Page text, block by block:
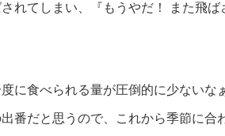
れてしまい、『もうやだ！ また飛
に食べられる量が圧倒的に少ないな
番だと思うので、これから季節に合